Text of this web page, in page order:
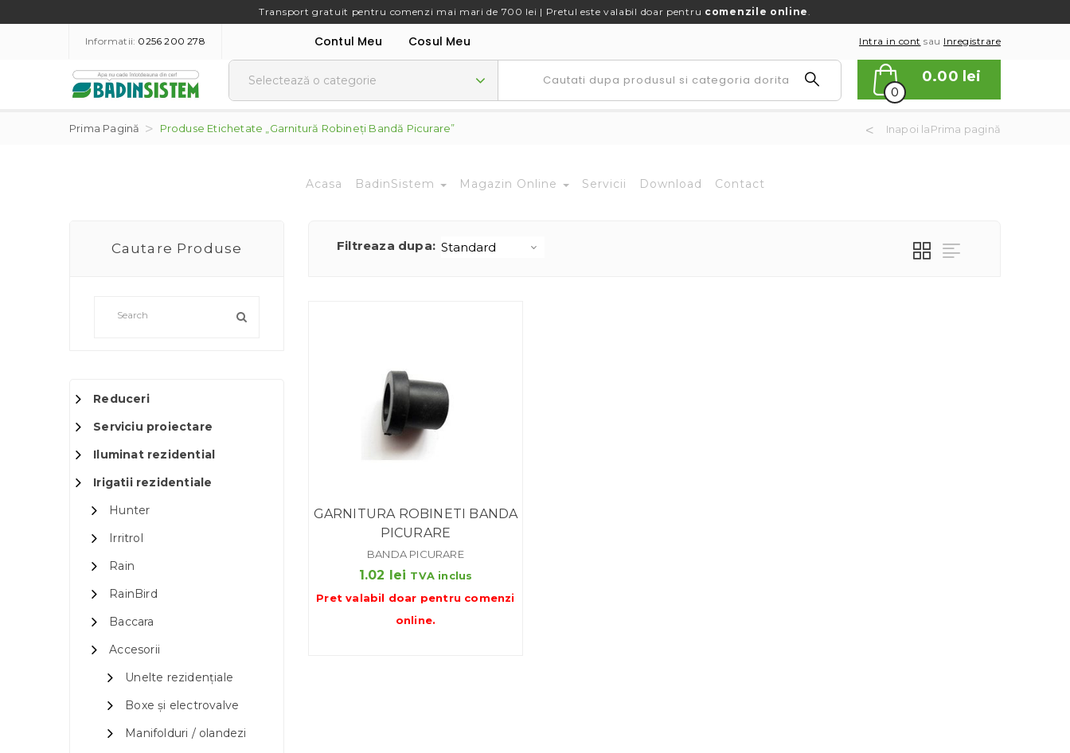
Transport gratuit pentru comenzi mai mari de 700 lei | Pretul este valabil doar pentru comenzile online.
Informatii: 0256 200 278 Contul Meu Cosul Meu Intra in cont sau Inregistrare
0
0.00 lei
Prima Pagină Produse Etichetate „garnitură Robineți Bandă Picurare” Inapoi laPrima pagină
Acasa BadinSistem Magazin Online Servicii Download Contact
Cautare Produse
Reduceri
Serviciu proiectare
Iluminat rezidential
Irigatii rezidentiale
Hunter
Irritrol
Rain
RainBird
Baccara
Accesorii
Unelte rezidențiale
Boxe și electrovalve
Manifolduri / olandezi
Filtreaza dupa:
GARNITURA ROBINETI BANDA
PICURARE
BANDA PICURARE
1.02 lei TVA inclus
Pret valabil doar pentru comenzi
online.